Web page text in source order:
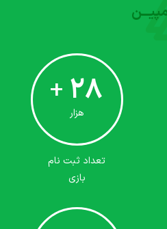
+ 28
هزار
تعداد ثبت نام
بازی